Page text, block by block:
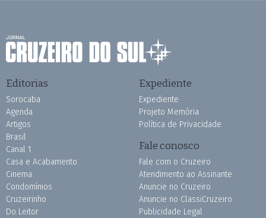
Editorias
Sorocaba
Agenda
Artigos
Brasil
Canal 1
Casa e Acabamento
Cinema
Condomínios
Cruzeirinho
Do Leitor
Expediente
Expediente
Projeto Memória
Política de Privacidade
Fale conosco
Fale com o Cruzeiro
Atendimento ao Assinante
Anuncie no Cruzeiro
Anuncie no ClassiCruzeiro
Publicidade Legal